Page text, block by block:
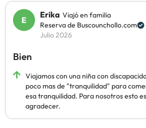
Erika Viajó en familia
Reserva de Buscounchollo.com
Julio 2026
Bien
Viajamos con una niña con
poco mas de "tranquilidad" para
esa tranquilidad. Para nosotros esto
agradecer.